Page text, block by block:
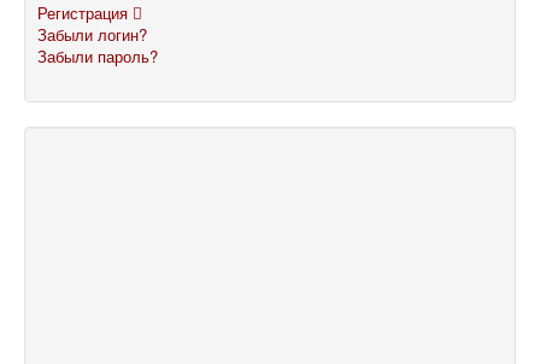
Регистрация
Забыли логин?
Забыли пароль?